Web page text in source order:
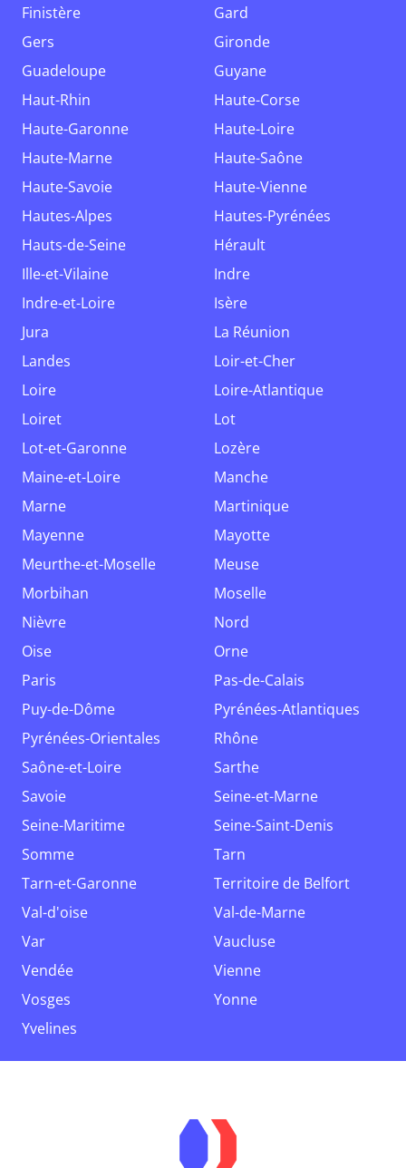
Finistère
Gard
Gers
Gironde
Guadeloupe
Guyane
Haut-Rhin
Haute-Corse
Haute-Garonne
Haute-Loire
Haute-Marne
Haute-Saône
Haute-Savoie
Haute-Vienne
Hautes-Alpes
Hautes-Pyrénées
Hauts-de-Seine
Hérault
Ille-et-Vilaine
Indre
Indre-et-Loire
Isère
Jura
La Réunion
Landes
Loir-et-Cher
Loire
Loire-Atlantique
Loiret
Lot
Lot-et-Garonne
Lozère
Maine-et-Loire
Manche
Marne
Martinique
Mayenne
Mayotte
Meurthe-et-Moselle
Meuse
Morbihan
Moselle
Nièvre
Nord
Oise
Orne
Paris
Pas-de-Calais
Puy-de-Dôme
Pyrénées-Atlantiques
Pyrénées-Orientales
Rhône
Saône-et-Loire
Sarthe
Savoie
Seine-et-Marne
Seine-Maritime
Seine-Saint-Denis
Somme
Tarn
Tarn-et-Garonne
Territoire de Belfort
Val-d'oise
Val-de-Marne
Var
Vaucluse
Vendée
Vienne
Vosges
Yonne
Yvelines